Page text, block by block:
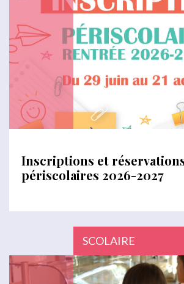
Inscriptions et
périscolaires 2026-2027
SCOLAIRE